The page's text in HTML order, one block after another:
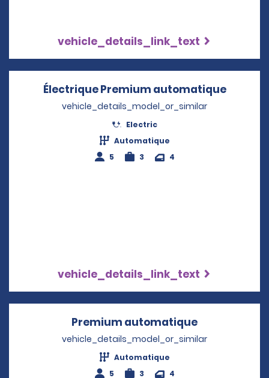
vehicle_details_link_text
Électrique Premium automatiqueOpens
vehicle_details_model_or_similar
Electric
Automatique
5
3 4
vehicle_details_link_text
Premium automatique
vehicle_details_model_or_similar
Automatique
5
3 4